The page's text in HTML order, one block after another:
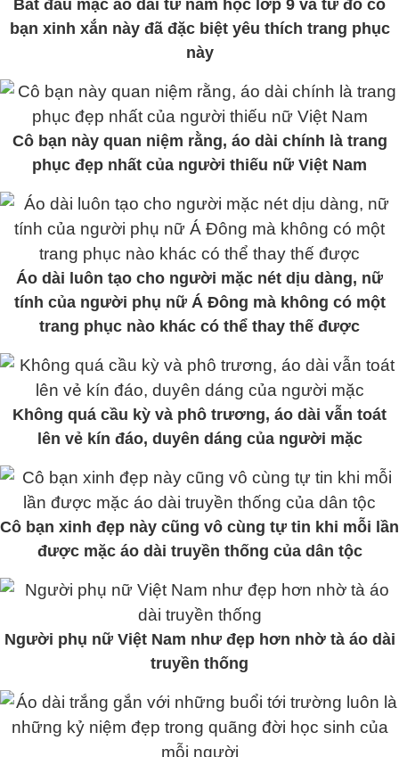
Bắt đầu mặc áo dài từ năm học lớp 9 và từ đó cô
bạn xinh xắn này đã đặc biệt yêu thích trang phục
này
Cô bạn này quan niệm rằng, áo dài chính là trang
phục đẹp nhất của người thiếu nữ Việt Nam
Áo dài luôn tạo cho người mặc nét dịu dàng, nữ
tính của người phụ nữ Á Đông mà không có một
trang phục nào khác có thể thay thế được
Không quá cầu kỳ và phô trương, áo dài vẫn toát
lên vẻ kín đáo, duyên dáng của người mặc
Cô bạn xinh đẹp này cũng vô cùng tự tin khi mỗi lần
được mặc áo dài truyền thống của dân tộc
Người phụ nữ Việt Nam như đẹp hơn nhờ tà áo dài
truyền thống